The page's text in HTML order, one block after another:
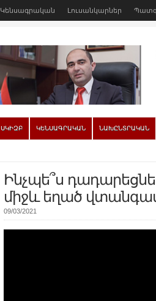
Կենսագրական Լուսանկարներ
ՍԿԻԶԲ ԿԵՆՍԱԳՐԱԿԱՆ ՆԱԽԸՆՏՐԱԿԱՆ
Ինչպե՞ս
միջև եղած
09/03/2021